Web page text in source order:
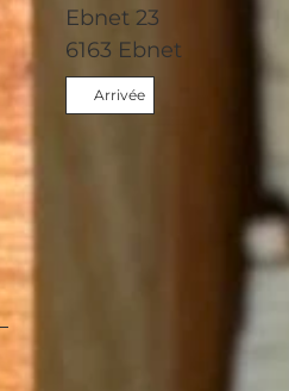
Ebnet 23
6163 Ebnet
Arrivée